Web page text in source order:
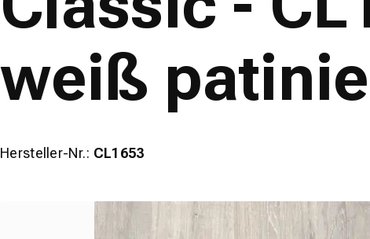
weiß
Hersteller-Nr.: CL1653